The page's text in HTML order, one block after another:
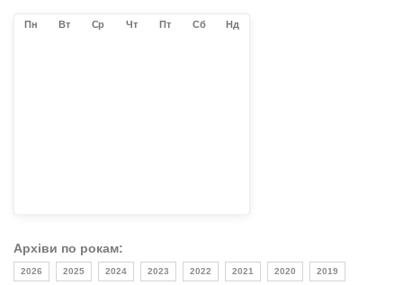
Пн Вт Ср Чт Пт Сб Нд
Архіви по рокам:
2026 2025 2024 2023 2022 2021 2020 2019